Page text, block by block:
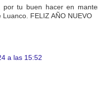
por tu buen hacer en
FELIZ AÑO NUEVO
a las 15:52